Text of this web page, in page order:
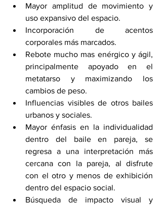
Mayor amplitud de movimiento y
uso expansivo del espacio.
Incorporación de acentos
corporales más marcados.
Rebote mucho mas enérgico y ágil,
principalmente apoyado en el
metatarso y maximizando los
cambios de peso.
Influencias visibles de otros bailes
urbanos y sociales.
Mayor énfasis en la individualidad
dentro del baile en pareja, se
regresa a una interpretación más
cercana con la pareja, al disfrute
con el otro y menos de exhibición
dentro del espacio social.
Búsqueda de impacto visual y